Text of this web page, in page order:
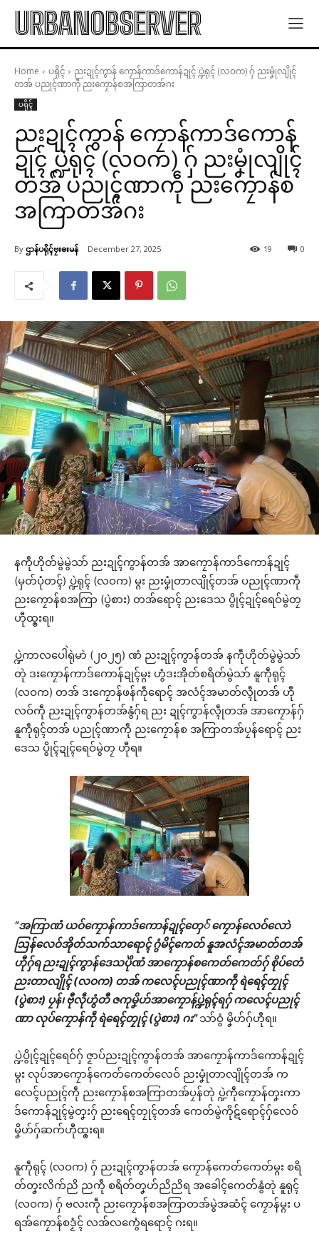
URBANOBSERVER
Home ပရိုၚ်
ညးဍုၚ်ကွာန် ကၠောန်ကာဒ်ကောန်ဍုၚ် ပ္ဍဲရုၚ် (လဝက) ဂှ် ညးမၞုံလျိုၚ်
တအ် ပညုၚ်ဏာကဵု ညးကၠောန်စအကြာတအ်ဂး
ပရိုၚ်
ညးဍုၚ်ကွာန် ကၠောန်ကာဒ်ကောန်
ဍုၚ် ပ္ဍဲရုၚ် (လဝက) ဂှ် ညးမၞုံလျိုၚ်
တအ် ပညုၚ်ဏာကဵု ညးကၠောန်စ
အကြာတအ်ဂး
By ဌာန်ပရိုၚ်ဗၠးၜးမန် December 27, 2025 0
19
နကဵုဟိုတ်မွဲမွဲသာ် ညးဍုၚ်ကွာန်တအ် အာကၠောန်ကာဒ်ကောန်ဍုၚ်
(မှတ်ပုံတၚ်) ပ္ဍဲရုၚ် (လဝက) မ္ဂး ညးမၞုံတာလျိုၚ်တအ် ပညုၚ်ဏာကဵု
ညးကၠောန်စအကြာ (ပွဲစား) တအ်ရောၚ် ညးဒေသ ပွိုၚ်ဍုၚ်ရေဝ်မွဲတၠ
ဟီုထ္ၜးရ။
ပ္ဍဲကာလပေါဲရုဲမာဲ (၂၀၂၅) ဏံ ညးဍုၚ်ကွာန်တအ် နကဵုဟိုတ်မွဲမွဲသာ်
တုဲ ဒးကၠောန်ကာဒ်ကောန်ဍုၚ်မ္ဂး ဟွံဒးအိုတ်စရိတ်မွဲသာ် နူကဵုရုၚ်
(လဝက) တအ် ဒးကၠောန်ဖန်ကဵုရောၚ် အလံၚ်အမာတ်လ္ၚဵုတအ် ဟီု
လဝ်ကဵု ညးဍုၚ်ကွာန်တအ်နွံဂှ်ရ ညး ဍုၚ်ကွာန်လ္ၚဵုတအ် အာကၠောန်ဂှ်
နူကဵုရုၚ်တအ် ပညုၚ်ဏာကဵု ညးကၠောန်စ အကြာတအ်ပၠန်ရောၚ် ညး
ဒေသ ပွိုၚ်ဍုၚ်ရေဝ်မွဲတၠ ဟီုရ။
“အကြာဏံ ယဝ်ကၠောန်ကာဒ်ကောန်ဍုၚ်တှေ် ကၠောန်လေဝ်လောဲ
ဩန်လေဝ်အိုတ်သက်သာရောၚ် ဂွံမိၚ်ကေတ် နူအလံၚ်အမာတ်တအ်
ဟီုဂှ်ရ ညးဍုၚ်ကွာန်ဒေသပိုဲဏံ အာကၠောန်စကေတ်ကေတ်ဂှ် စိုပ်တေံ
ညးတာလျိုၚ် (လဝက) တအ် ကလေၚ်ပညုၚ်ဏာကဵု ရဲရေၚ်တၠုၚ်
(ပွဲစား) ပၠန်၊ ဗီုလဵုဟွံတီ ဇကုမၞိဟ်အာကၠောန်ပ္ဍဲရုၚ်ရဂှ် ကလေၚ်ပညုၚ်
ဏာ လုပ်ကၠောန်ကဵု ရဲရေၚ်တၠုၚ် (ပွဲစား) ဂး”သာ်ဝွံ မၞိဟ်ဂှ်ဟီုရ။
ပ္ဍဲပွိုၚ်ဍုၚ်ရေဝ်ဂှ် ဇၟာပ်ညးဍုၚ်ကွာန်တအ် အာကၠောန်ကာဒ်ကောန်ဍုၚ်
မ္ဂး လုပ်အာကၠောန်ကေတ်ကေတ်လေဝ် ညးမၞုံတာလျိုၚ်တအ် က
လေၚ်ပညုၚ်ကဵု ညးကၠောန်စအကြာတအ်ပၠန်တုဲ ပ္ဍဲကဵုကၠောန်တၞးကာ
ဒ်ကောန်ဍုၚ်မွဲတၞးဂှ် ညးရေၚ်တၠုၚ်တအ် ကေတ်မွဲကိုဋ်ရောၚ်ဂှ်လေဝ်
မၞိဟ်ဂှ်ဆက်ဟီုထ္ၜးရ။
နူကဵုရုၚ် (လဝက) ဂှ် ညးဍုၚ်ကွာန်တအ် ကၠောန်ကေတ်ကေတ်မ္ဂး စရိ
တ်တၞးလိက်ညိ ညကဵု စရိတ်တၞဟ်ညိညိရ အခေါၚ်ကေတ်နွံတုဲ နူရုၚ်
(လဝက) ဂှ် ဗလးကဵု ညးကၠောန်စအကြာတအ်မွဲအဆံၚ် ကၠောန်မ္ဂး ပ
ရအ်ကၠောန်စဒၟံၚ် လအ်လကွေံရရောၚ် ဂးရ။